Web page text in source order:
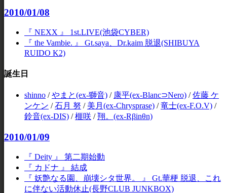
2010/01/08
『 NEXX 』 1st.LIVE(池袋CYBER)
『 the Vambie. 』 Gt.saya、Dr.kaim 脱退(SHIBUYA
RUIDO K2)
誕生日
shinno /やまと(ex-獅音) / 康平(ex-Blanc⊃Nero) /佐藤 ケ
ンケン /石月 努 / 美月(ex-Chrysprase) /竜士(ex-F.O.V) /
鈴音(ex-DIS) /榧咲 /翔。(ex-Rβinθn)
2010/01/09
『 Deity 』 第二期始動
『 カドナ 』 結成
『 妖艶なる園、崩壊シタ世界。 』 Gt.華梗 脱退、これ
に伴ない活動休止(長野CLUB JUNKBOX)